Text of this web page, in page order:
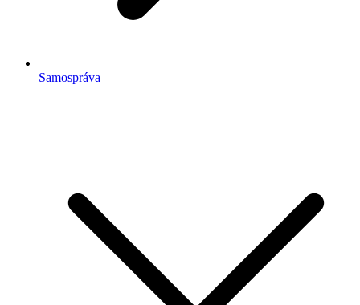
Samospráva